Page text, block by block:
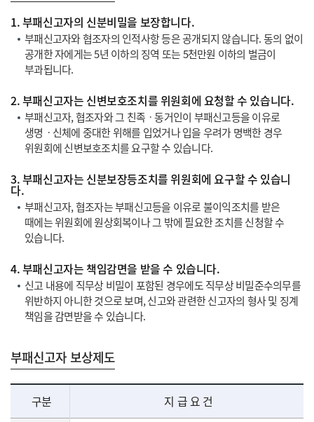
1. 부패신고자의 신분비밀을 보장합니다.
부패신고자와 협조자의 인적사항 등은 공개되지 않습니다. 동의 없이
공개한 자에게는 5년 이하의 징역 또는 5천만원 이하의 벌금이
부과됩니다.
2. 부패신고자는 신변보호조치를 위원회에 요청할 수 있습니다.
부패신고자, 협조자와 그 친족ㆍ동거인이 부패신고등을 이유로
생명ㆍ신체에 중대한 위해를 입었거나 입을 우려가 명백한 경우
위원회에 신변보호조치를 요구할 수 있습니다.
3. 부패신고자는 신분보장등조치를 위원회에 요구할 수 있습니
다.
부패신고자, 협조자는 부패신고등을 이유로 불이익조치를 받은
때에는 위원회에 원상회복이나 그 밖에 필요한 조치를 신청할 수
있습니다.
4. 부패신고자는 책임감면을 받을 수 있습니다.
신고 내용에 직무상 비밀이 포함된 경우에도 직무상 비밀준수의무를
위반하지 아니한 것으로 보며, 신고와 관련한 신고자의 형사 및 징계
책임을 감면받을 수 있습니다.
부패신고자 보상제도
구분 지 급 요 건